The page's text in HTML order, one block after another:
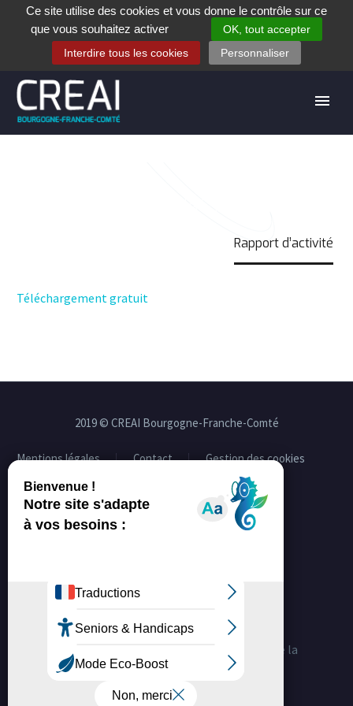
+33 (0)3 80 28 84 40
Contact
Espace contribuants Offres d’emploi
Rapport d’activité
Téléchargement gratuit
2019 © CREAI Bourgogne-Franche-Comté
Mentions légales Contact Gestion des cookies
La certification qualité a été délivrée au titre de la
catégorie d'action suivante :
ACTIONS DE FORMATION
Ce site utilise des cookies et vous donne le contrôle sur ce
que vous souhaitez activer
OK, tout accepter
Interdire tous les cookies
Personnaliser